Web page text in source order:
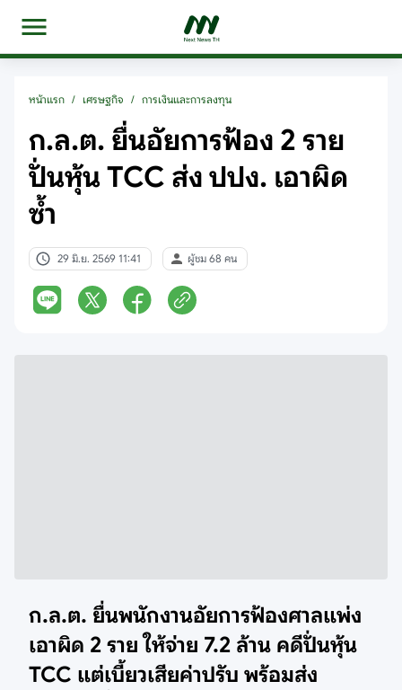
หน้าแรก / เศรษฐกิจ / การเงินและการลงทุน
ก.ล.ต. ยื่นอัยการฟ้อง 2 ราย
ปั่นหุ้น TCC ส่ง ปปง. เอาผิด
ซ้ำ
29 มิ.ย. 2569 11:41 ผู้ชม 68 คน
ก.ล.ต. ยื่นพนักงานอัยการฟ้องศาลแพ่ง
เอาผิด 2 ราย ให้จ่าย 7.2 ล้าน คดีปั่นหุ้น
TCC แต่เบี้ยวเสียค่าปรับ พร้อมส่ง